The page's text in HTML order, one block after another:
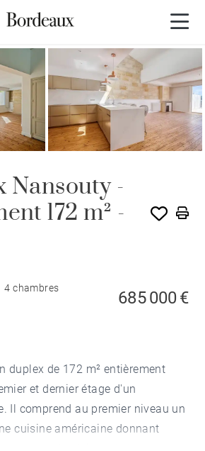
Nansouty -
172 m² -
4 chambres
685 000 €
duplex de 172 m² entièrement
et dernier étage d'un
Il comprend au premier niveau un
cuisine américaine donnant